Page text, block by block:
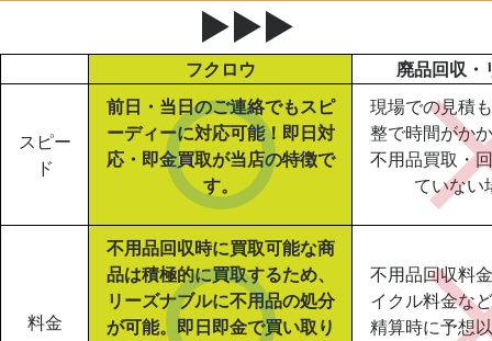
▶▶▶
フクロウ 廃品回収・
スピー
ド
前日・当日のご連絡でもスピ
ーディーに対応可能！即日対
応・即金買取が当店の特徴で
す。
現場での見積
整で時間がか
不用品買取・
ていない
料金
不用品回収時に買取可能な商
品は積極的に買取するため、
リーズナブルに不用品の処分
が可能。即日即金で買い取り
不用品回収料
イクル料金な
精算時に予想